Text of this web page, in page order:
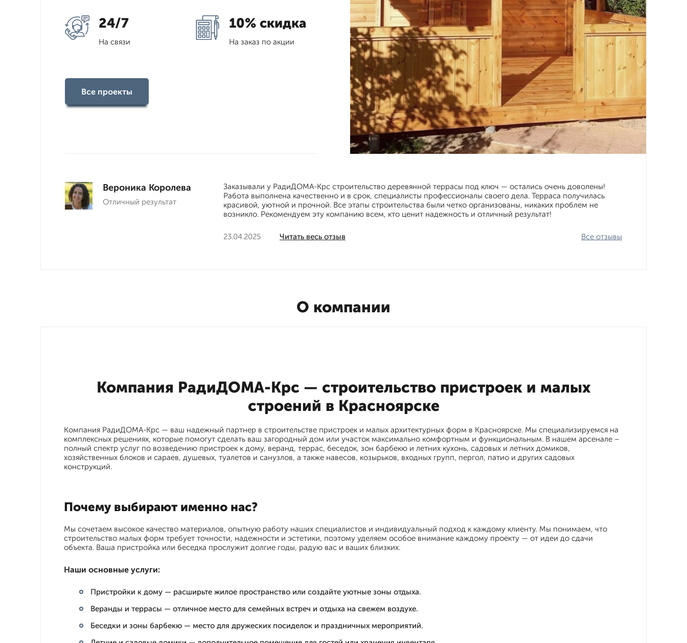
24/7
На связи
10% скидка
На заказ по акции
Все проекты
Вероника Королева
Отличный результат
23.04.2025 Читать весь отзыв Все отзывы
Заказывали у РадиДОМА-Крс строительство деревянной террасы под ключ — остались очень доволены!
Работа выполнена качественно и в срок, специалисты профессионалы своего дела. Терраса получилась
красивой, уютной и прочной. Все этапы строительства были четко организованы, никаких проблем не
возникло. Рекомендуем эту компанию всем, кто ценит надежность и отличный результат!
О компании
Компания РадиДОМА-Крс — строительство пристроек и малых
строений в Красноярске
Компания РадиДОМА-Крс — ваш надежный партнер в строительстве пристроек и малых архитектурных форм в Красноярске. Мы специализируемся на
комплексных решениях, которые помогут сделать ваш загородный дом или участок максимально комфортным и функциональным. В нашем арсенале –
полный спектр услуг по возведению пристроек к дому, веранд, террас, беседок, зон барбекю и летних кухонь, садовых и летних домиков,
хозяйственных блоков и сараев, душевых, туалетов и санузлов, а также навесов, козырьков, входных групп, пергол, патио и других садовых
конструкций.
Почему выбирают именно нас?
Мы сочетаем высокое качество материалов, опытную работу наших специалистов и индивидуальный подход к каждому клиенту. Мы понимаем, что
строительство малых форм требует точности, надежности и эстетики, поэтому уделяем особое внимание каждому проекту — от идеи до сдачи
объекта. Ваша пристройка или беседка прослужит долгие годы, радую вас и ваших близких.
Наши основные услуги:
Пристройки к дому — расширьте жилое пространство или создайте уютные зоны отдыха.
Веранды и террасы — отличное место для семейных встреч и отдыха на свежем воздухе.
Беседки и зоны барбекю — место для дружеских посиделок и праздничных мероприятий.